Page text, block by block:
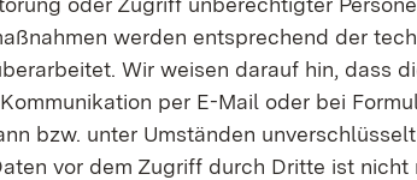
werden entsprechend der
Wir weisen darauf hin, dass
per E-Mail oder bei
bzw. unter Umständen
vor dem Zugriff durch Dritte ist nicht